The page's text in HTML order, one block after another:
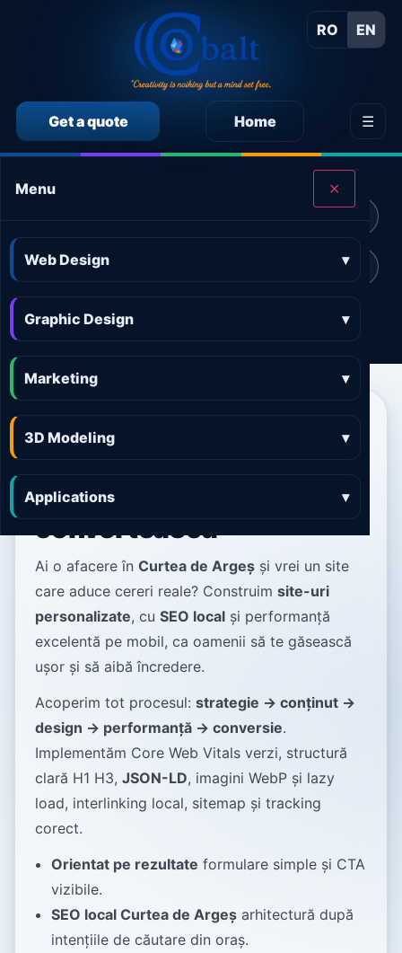
RO EN
Get a quote Home ☰
Menu ✕
Web Design ▾
Graphic Design ▾
Marketing ▾
3D Modeling ▾
Applications ▾
CALCULEAZĂ SINGUR PREȚUL SERVICIILOR
Calculator preț Marketing online Calculator preț 3D and AR
Calculator preț Aplicații
Web Design Curtea de
clare și făcute să
convertească
Ai o afacere în Curtea de Argeș și vrei un site
care aduce cereri reale? Construim site-uri
personalizate, cu SEO local și performanță
excelentă pe mobil, ca oamenii să te găsească
ușor și să aibă încredere.
Acoperim tot procesul: strategie → conținut →
design → performanță → conversie.
Implementăm Core Web Vitals verzi, structură
clară H1 H3, JSON-LD, imagini WebP și lazy
load, interlinking local, sitemap și tracking
corect.
Orientat pe rezultate formulare simple și CTA
vizibile.
SEO local Curtea de Argeș arhitectură după
intențiile de căutare din oraș.